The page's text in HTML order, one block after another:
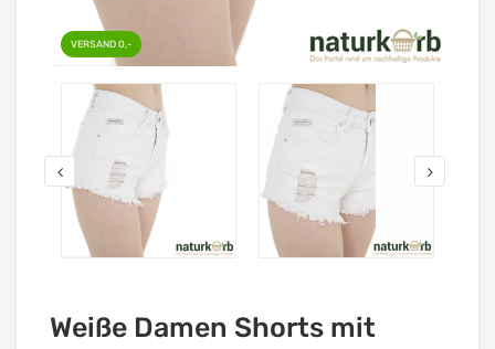
VERSAND 0,-
Weiße Damen Shorts mit